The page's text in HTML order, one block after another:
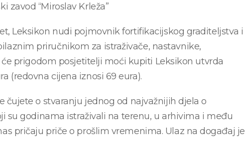
zavod “Miroslav Krleža”
Leksikon nudi pojmovnik fortifikacijskog graditeljstva i
priručnikom za istraživače, nastavnike,
prigodom posjetitelji moći kupiti Leksikon utvrda
(redovna cijena iznosi 69 eura).
čujete o stvaranju jednog od najvažnijih djela o
su godinama istraživali na terenu, u arhivima i među
pričaju priče o prošlim vremenima. Ulaz na događaj je